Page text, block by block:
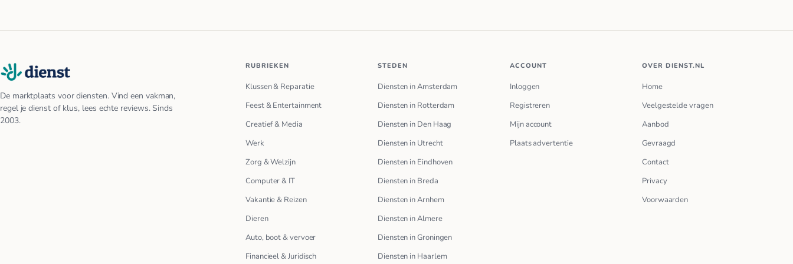
De marktplaats voor diensten. Vind een vakman,
regel je dienst of klus, lees echte reviews. Sinds
2003.
RUBRIEKEN
Klussen & Reparatie
Feest & Entertainment
Creatief & Media
Werk
Zorg & Welzijn
Computer & IT
Vakantie & Reizen
Dieren
Auto, boot & vervoer
Financieel & Juridisch
STEDEN
Diensten in Amsterdam
Diensten in Rotterdam
Diensten in Den Haag
Diensten in Utrecht
Diensten in Eindhoven
Diensten in Breda
Diensten in Arnhem
Diensten in Almere
Diensten in Groningen
Diensten in Haarlem
ACCOUNT
Inloggen
Registreren
Mijn account
Plaats advertentie
OVER DIENST.NL
Home
Veelgestelde vragen
Aanbod
Gevraagd
Contact
Privacy
Voorwaarden